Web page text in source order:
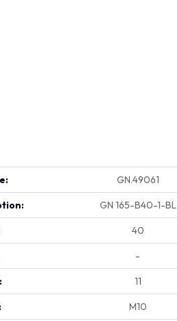
GN.49061
GN 165-B40-1-BL
40
-
11
M10